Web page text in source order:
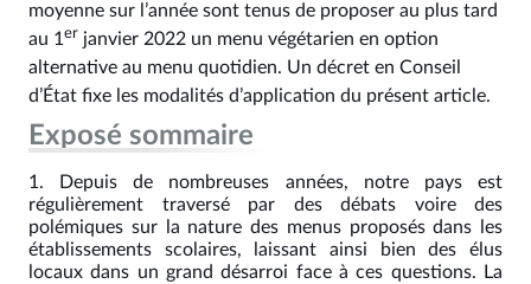
moyenne sur l’année sont tenus de proposer au plus tard
au 1 er janvier 2022 un menu végétarien en option
alternative au menu quotidien. Un décret en Conseil
d’État fixe les modalités d’application du présent article.
Exposé sommaire
Depuis de nombreuses années, notre pays est
régulièrement traversé par des débats voire des
polémiques sur la nature des menus proposés dans les
établissements scolaires, laissant ainsi bien des élus
locaux dans un grand désarroi face à ces questions. La